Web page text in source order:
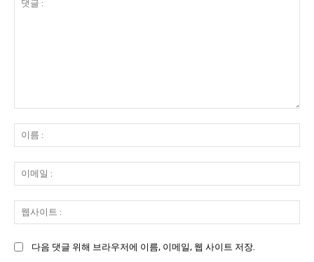
:
름
:
메
일
사
다음 댓글 위해 브라우저에 이름, 이메일, 웹 사이트 저장.